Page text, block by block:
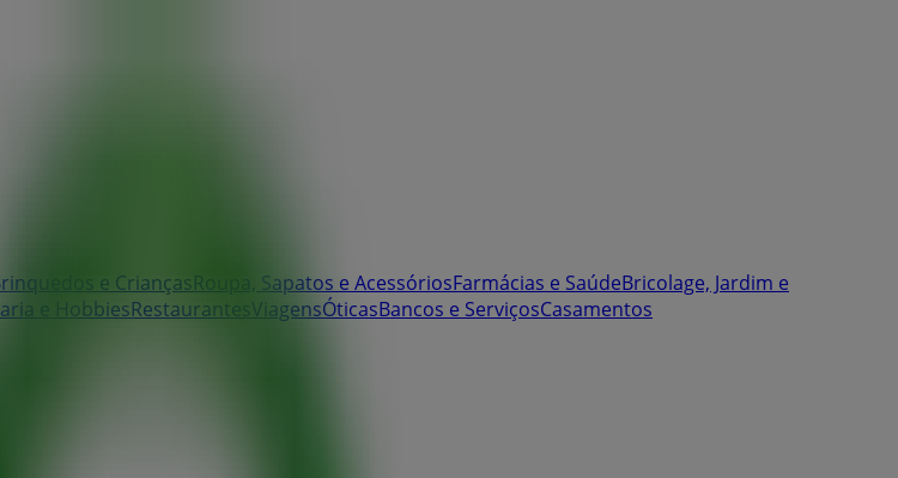
e CriançasRoupa, Sapatos e AcessóriosFarmácias e SaúdeBricolage, Jardim e
e HobbiesRestaurantes ViagensÓticasBancos e ServiçosCasamentos